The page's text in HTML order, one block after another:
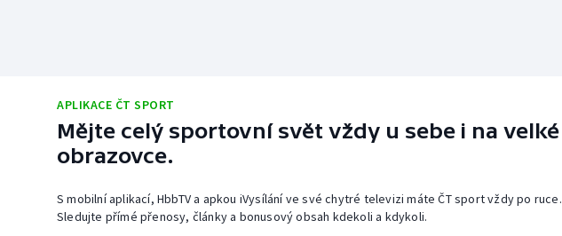
APLIKACE ČT SPORT
Mějte celý sportovní svět vždy u sebe i na velké
obrazovce.
S mobilní aplikací, HbbTV a apkou iVysílání ve své chytré televizi máte ČT sport vždy po ruce.
Sledujte přímé přenosy, články a bonusový obsah kdekoli a kdykoli.